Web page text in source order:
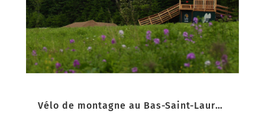
Vélo de montagne au Bas-Saint-Laurent